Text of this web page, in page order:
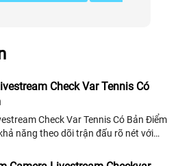
Check Var Tennis Có
Check Var Tennis Có Bản Điểm
năng theo dõi trận đấu rõ nét với
lên Facebook...